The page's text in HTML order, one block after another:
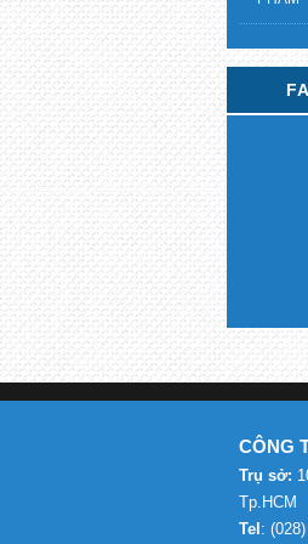
CÔNG
Trụ sở:
Tp.HCM
Tel: